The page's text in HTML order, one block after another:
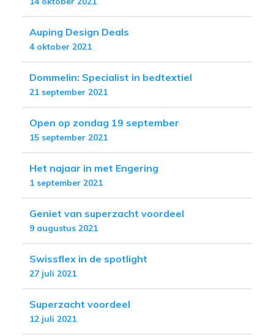
Auping Design Deals
4 oktober 2021
Dommelin: Specialist in bedtextiel
21 september 2021
Open op zondag 19 september
15 september 2021
Het najaar in met Engering
1 september 2021
Geniet van superzacht voordeel
9 augustus 2021
Swissflex in de spotlight
27 juli 2021
Superzacht voordeel
12 juli 2021